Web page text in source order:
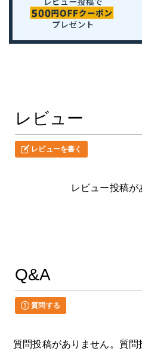
レビュー
レビューを書く
レビュー投稿が
Q&A
質問する
質問投稿がありません。質